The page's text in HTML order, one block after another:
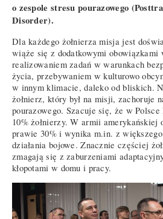
o zespole stresu pourazowego
Disorder).
Dla każdego żołnierza misja jest
wiąże się z dodatkowymi obowiązkami
realizowaniem zadań w warunkach
życia, przebywaniem w kulturowo
w innym klimacie, daleko od bliskich.
żołnierz, który był na misji, zachoruje
pourazowego. Szacuje się, że w Polsce
10% żołnierzy. W armii amerykańskiej
prawie 30% i wynika m.in. z
działania bojowe. Znacznie częściej
zmagają się z zaburzeniami
kłopotami w domu i pracy.